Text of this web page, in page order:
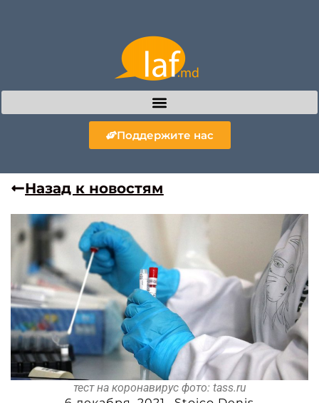
Поддержите нас
Назад к новостям
тест на коронавирус фото: tass.ru